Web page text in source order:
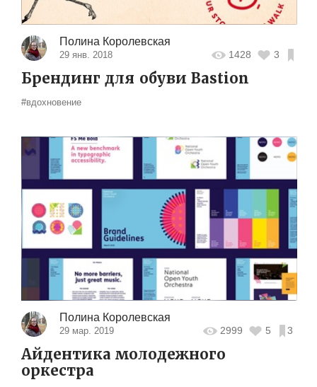
Полина Королевская
29 янв. 2018 1428 3
Брендинг для обуви Bastion
#вдохновение
Полина Королевская
29 мар. 2019 2999 5 3
Айдентика молодежного
оркестра